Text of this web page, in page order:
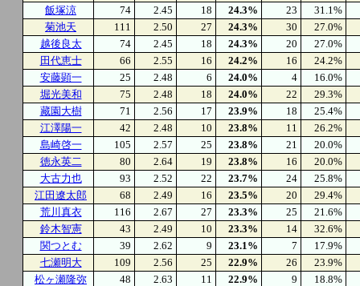
飯塚涼
74 2.45 18 24.3% 23
31.1%
菊池天
111 2.50 27 24.3% 30
27.0%
越後良太
74 2.45 18 24.3% 20
27.0%
田代恵士
66 2.55 16 24.2% 16
24.2%
安藤顕一
25 2.48 6 24.0% 4
16.0%
堀光美和
75 2.48 18 24.0% 22
29.3%
藏園大樹
71 2.56 17 23.9% 18
25.4%
江澤陽一
42 2.48 10 23.8% 11
26.2%
島崎啓一
105 2.57 25 23.8% 21
20.0%
徳永英二
80 2.64 19 23.8% 16
20.0%
大古力也
93 2.52 22 23.7% 24
25.8%
江田遼太郎
68 2.49 16 23.5% 20
29.4%
荒川真衣
116 2.67 27 23.3% 25
21.6%
鈴木智憲
43 2.49 10 23.3% 14
32.6%
関つとむ
39 2.62 9 23.1% 7
17.9%
七瀬明大
109 2.56 25 22.9% 26
23.9%
松ヶ瀬隆弥
48 2.63 11 22.9% 9
18.8%